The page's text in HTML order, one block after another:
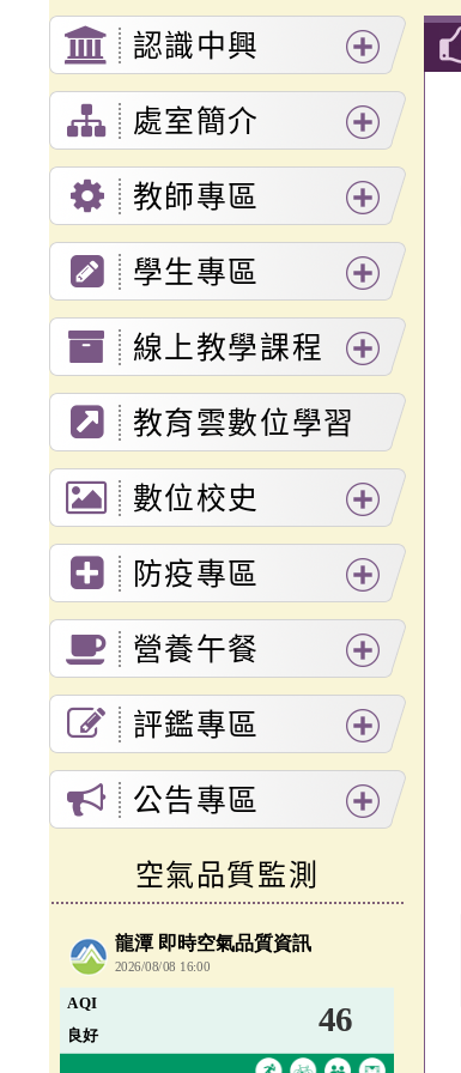
認識中興
展
開
選
單
處室簡介
展
開
選
單
教師專區
展
開
選
單
學生專區
展
開
選
單
線上教學課程
展
開
選
單
教育雲數位學習
入口網
數位校史
展
開
選
單
防疫專區
展
開
選
單
營養午餐
展
開
選
單
評鑑專區
展
開
單
公告專區
單
空氣品質監測